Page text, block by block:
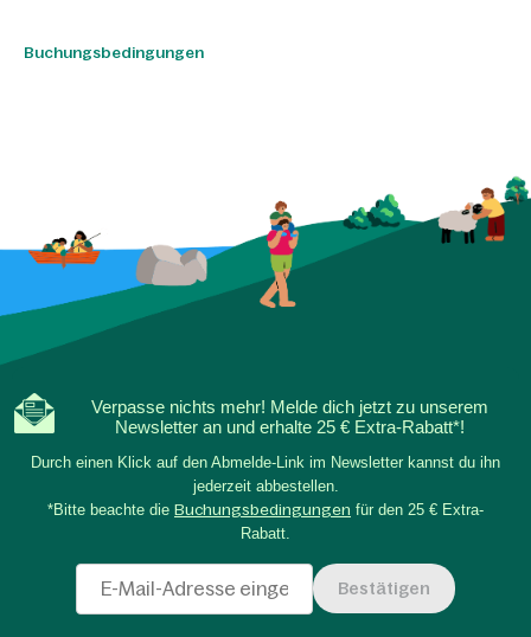
Buchungsbedingungen
Verpasse nichts mehr! Melde dich jetzt zu unserem
Newsletter an und erhalte 25 € Extra-Rabatt*!
Durch einen Klick auf den Abmelde-Link im Newsletter kannst du ihn
jederzeit abbestellen.
*Bitte beachte die Buchungsbedingungen für den 25 € Extra-
Rabatt.
Bestätigen